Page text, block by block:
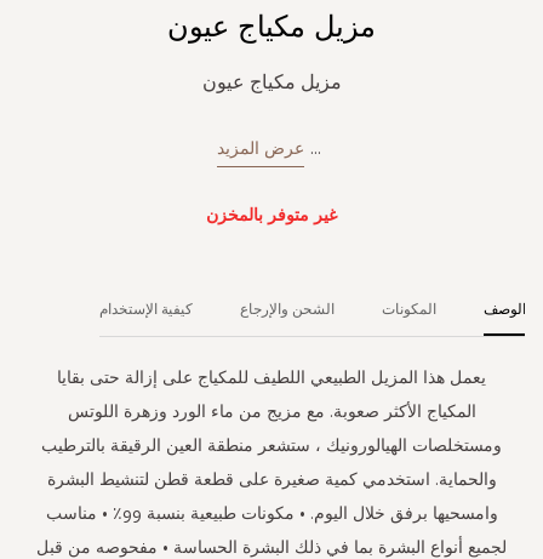
مزيل مكياج عيون
مزيل مكياج عيون
... عرض المزيد
غير متوفر بالمخزن
الوصف
يعمل هذا المزيل الطبيعي اللطيف للمكياج على إزالة حتى بقايا
المكياج الأكثر صعوبة. مع مزيج من ماء الورد وزهرة اللوتس
ومستخلصات الهيالورونيك ، ستشعر منطقة العين الرقيقة بالترطيب
والحماية. استخدمي كمية صغيرة على قطعة قطن لتنشيط البشرة
وامسحيها برفق خلال اليوم. • مكونات طبيعية بنسبة 99٪ • مناسب
لجميع أنواع البشرة بما في ذلك البشرة الحساسة • مفحوصه من قبل
المكونات الشحن والإرجاع كيفية الإستخدام